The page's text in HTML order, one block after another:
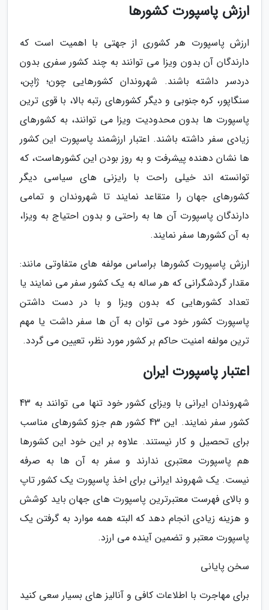
ارزش پاسپورت کشورها
ارزش پاسپورت هر کشوری از جهتی با اهمیت است که
دارندگان آن بدون ویزا می توانند به چند کشور سفری بدون
دردسر داشته باشند. شهروندان کشورهایی چون؛ ژاپن،
سنگاپور، کره جنوبی و دیگر کشورهای رتبه بالا، با قوی ترین
پاسپورت ها بدون محدودیت ویزا می توانند، به کشورهای
زیادی سفر داشته باشند. اعتبار ارزشمند پاسپورت این کشور
ها نشان دهنده پیشرفت و به روز بودن این کشورهاست، که
توانسته اند خیلی راحت با رایزنی های سیاسی دیگر
کشورهای جهان را متقاعد نمایند تا شهروندان و تمامی
دارندگان پاسپورت آن ها به راحتی و بدون احتیاج به ویزا،
به آن کشورها سفر نمایند.
ارزش پاسپورت کشورها براساس مولفه های متفاوتی مانند:
مقدار گردشگرانی که هر ساله به یک کشور سفر می نمایند یا
تعداد کشورهایی که بدون ویزا و با در دست داشتن
پاسپورت کشور خود می توان به آن ها سفر داشت یا مهم
ترین مولفه امنیت حاکم بر کشور مورد نظر، تعیین می گردد.
اعتبار پاسپورت ایران
شهروندان ایرانی با ویزای کشور خود تنها می توانند به 43
کشور سفر نمایند. این 43 کشور هم جزو کشورهای مناسب
برای تحصیل و کار نیستند. علاوه بر این خود این کشورها
هم پاسپورت معتبری ندارند و سفر به آن ها به صرفه
نیست. یک شهروند ایرانی برای اخذ پاسپورت یک کشور تاپ
و بالای فهرست معتبرترین پاسپورت های جهان باید کوشش
و هزینه زیادی انجام دهد که البته همه موارد به گرفتن یک
پاسپورت معتبر و تضمین آینده می ارزد.
سخن پایانی
برای مهاجرت با اطلاعات کافی و آنالیز های بسیار سعی کنید